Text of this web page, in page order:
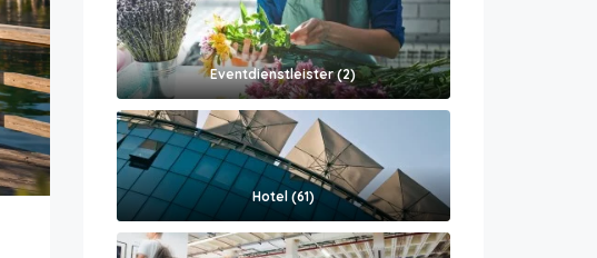
Eventdienstleister (2)
Hotel (61)